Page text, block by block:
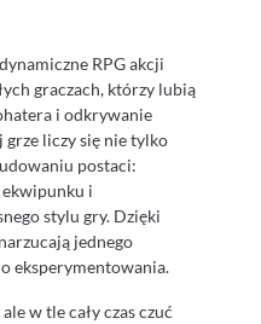
RPG akcji
graczach, którzy lubią
i odkrywanie
liczy się nie tylko
postaci:
i
stylu gry. Dzięki
jednego
eksperymentowania.
w tle cały czas czuć